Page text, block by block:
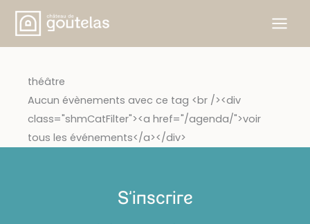
Aller
contenu
théâtre
Aucun évènements avec ce tag <br /><div
class="shmCatFilter"><a href="/agenda/">voir
tous les événements</a></div>
S'inscrire